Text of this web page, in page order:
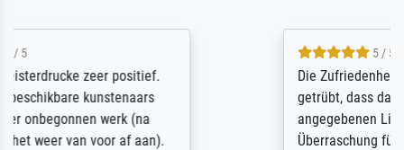
Die Zufriedenheit ist auch nicht dadurch
getrübt, dass das Bild entgegen einer
angegebenen Lieferanschrift (sollte eine
Überraschung für die normannische